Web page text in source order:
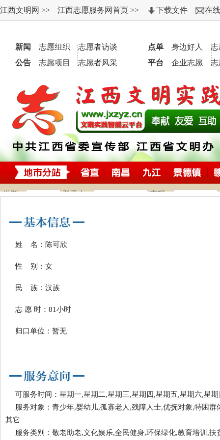
姓 名：陈可欣
性 别：女
民 族：汉族
志 愿 时：81小时
归口单位：暂无
可服务时间：星期一,星期二,星期三,星期四,星期五,星期六,星期
服务对象：青少年,婴幼儿,孤寡老人,残障人士,优抚对象,特困群
其它
服务类别：敬老助老,文化娱乐,全民健身,环保绿化,教育培训,扶